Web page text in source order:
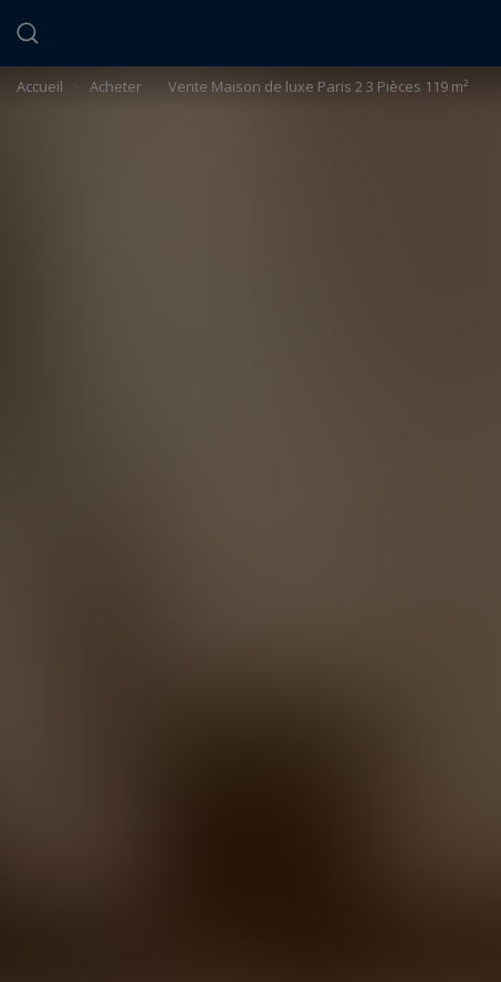
Accueil Acheter Vente Maison de luxe Paris 2 3 Pièces 119 m²